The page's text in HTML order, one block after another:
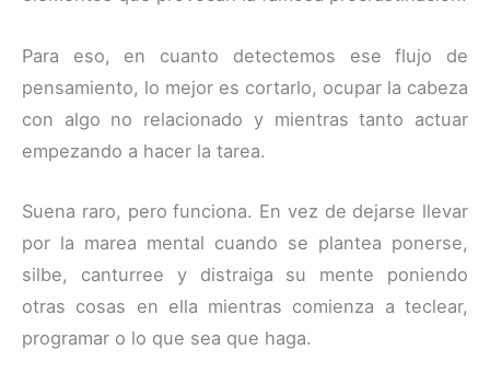
Para eso, en cuanto detectemos ese flujo de
pensamiento, lo mejor es cortarlo, ocupar la cabeza
con algo no relacionado y mientras tanto actuar
empezando a hacer la tarea.
Suena raro, pero funciona. En vez de dejarse llevar
por la marea mental cuando se plantea ponerse,
silbe, canturree y distraiga su mente poniendo
otras cosas en ella mientras comienza a teclear,
programar o lo que sea que haga.